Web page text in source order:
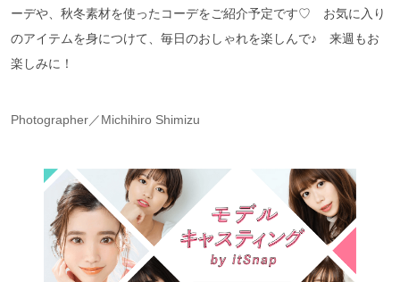
ーデや、秋冬素材を使ったコーデをご紹介予定です♡ お気に入り
のアイテムを身につけて、毎日のおしゃれを楽しんで♪ 来週もお
楽しみに！
Photographer／Michihiro Shimizu